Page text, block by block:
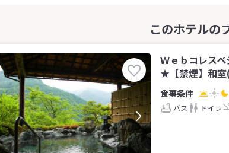
Ｗｅｂコレス
★【禁煙】和
バス
トイレ